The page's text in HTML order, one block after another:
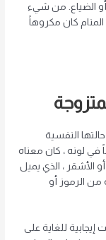
أو الضياع. من شيء
كان مكروهاً
النفسية
في لونه ، كان معناه
الأشقر ، الذي يميل
من الرموز أو
إيجابية للغاية على